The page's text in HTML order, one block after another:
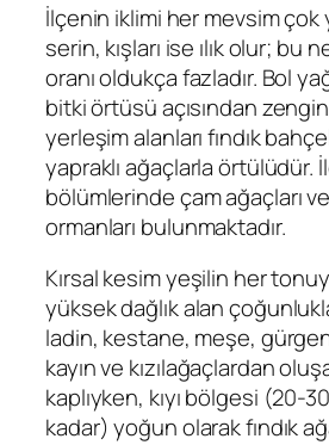
İlçenin iklimi her mevsim çok
serin, kışları ise ılık olur; bu
oranı oldukça fazladır. Bol
bitki örtüsü açısından
yerleşim alanları fındık
yapraklı ağaçlarla örtülüdür.
bölümlerinde çam ağaçları
ormanları bulunmaktadır.
Kırsal kesim yeşilin her
yüksek dağlık alan
ladin, kestane, meşe,
kayın ve kızılağaçlardan
kaplıyken, kıyı bölgesi (20-
kadar) yoğun olarak fındık